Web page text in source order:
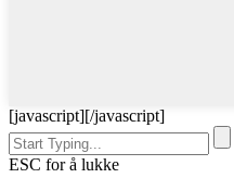
[javascript][/javascript]
ESC for å lukke